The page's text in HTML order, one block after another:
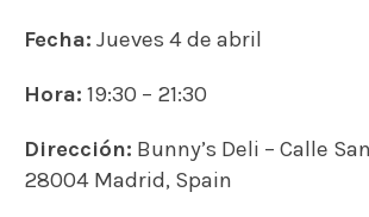
Fecha: Jueves 4 de abril
Hora: 19:30 – 21:30
Dirección: Bunny’s Deli – Calle
28004 Madrid, Spain